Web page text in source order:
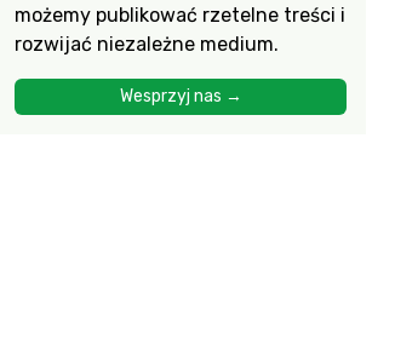
możemy publikować rzetelne treści i
rozwijać niezależne medium.
Wesprzyj nas →